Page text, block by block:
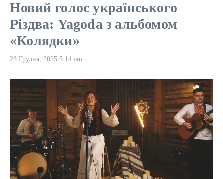
Новий голос українського
Різдва: Yagoda з альбомом
«Колядки»
23 Грудня, 2025 5:14 am